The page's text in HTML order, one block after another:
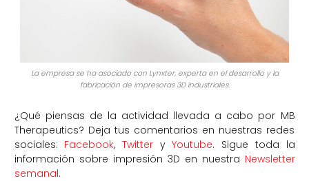
La empresa se ha asociado con Lynxter, experta en el desarrollo y la
fabricación de impresoras 3D industriales.
¿Qué piensas de la actividad llevada a cabo por MB
Therapeutics? Deja tus comentarios en nuestras redes
sociales: Facebook, TwitteryYoutube. Sigue toda la
información sobre impresión 3D en nuestra Newsletter
semanal.